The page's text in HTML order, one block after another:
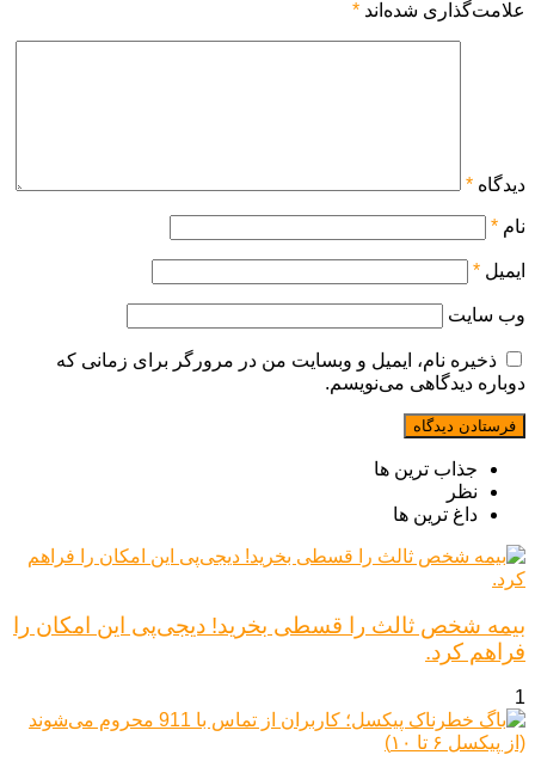
علامت‌گذاری شده‌اند *
دیدگاه *
نام *
ایمیل *
وب‌ سایت
ذخیره نام، ایمیل و وبسایت من در مرورگر برای زمانی که
دوباره دیدگاهی می‌نویسم.
جذاب ترین ها
نظر
داغ ترین ها
بیمه شخص ثالث را قسطی بخرید! دیجی‌پی این امکان را
فراهم کرد.
1